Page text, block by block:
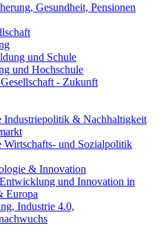
Gesundheit, Pensionen
und Schule
und Hochschule
- Zukunft
Industriepolitik & Nachhaltigkeit
Wirtschafts- und Sozialpolitik
& Innovation
und Innovation in
Europa
Industrie 4.0,